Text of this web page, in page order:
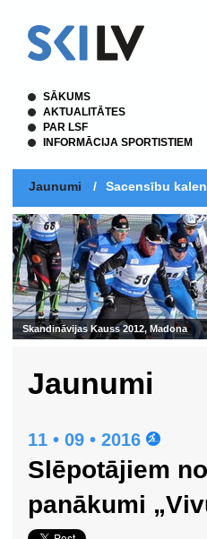
SĀKUMS
AKTUALITĀTES
PAR LSF
INFORMĀCIJA SPORTISTIEM
Jaunumi / Sacensību
2012, Madona
Jaunumi
11 • 09 • 2016
Slēpotājiem
panākumi